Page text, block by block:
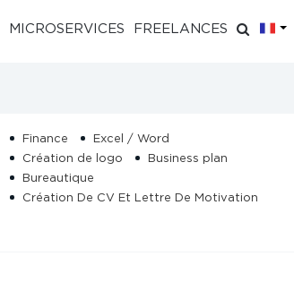
MICROSERVICES FREELANCES FR
Finance
Excel / Word
Création de logo
Business plan
Bureautique
Création De CV Et Lettre De Motivation